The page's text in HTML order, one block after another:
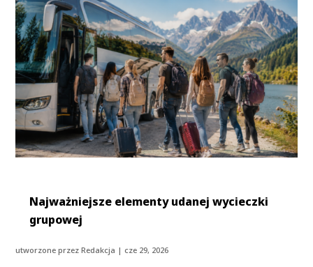
Najważniejsze elementy udanej wycieczki
grupowej
utworzone przezRedakcja | cze 29, 2026